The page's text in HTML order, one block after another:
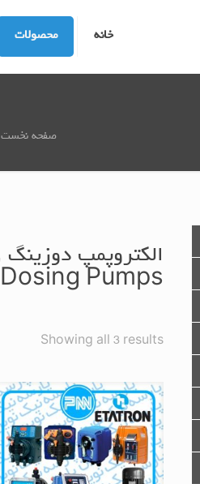
خانه محصولات
صفحه نخست
Dosing Pumps
Showing all 3 results